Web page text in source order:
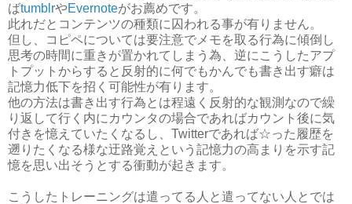
ばtumblrやEvernoteがお薦めです。
此れだとコンテンツの種類に囚われる事が有りません。
但し、コピペについては要注意でメモを取る行為に傾倒し
思考の時間に重きが置かれてしまう為、逆にこうしたアプ
トプットからすると反射的に何でもかんでも書き出す癖は
記憶力低下を招く可能性が有ります。
他の方法は書き出す行為とは程遠く反射的な観測なので繰
り返して行く内にカウンタの場合であればカウント後に気
付きを憶えていたくなるし、Twitterであれば☆った履歴を
遡りたくなる様な迂路覚えという記憶力の高まりを示す記
憶を思い出そうとする衝動が起きます。
こうしたトレーニングは遣ってる人と遣ってない人とでは